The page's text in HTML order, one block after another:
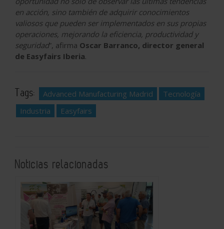
en acción, sino también de adquirir conocimientos
valiosos que pueden ser implementados en sus propias
operaciones, mejorando la eficiencia, productividad y
seguridad”, afirma Oscar Barranco, director general
de Easyfairs Iberia.
Tags: Advanced Manufacturing Madrid
Tecnología
Industria
Easyfairs
Noticias relacionadas